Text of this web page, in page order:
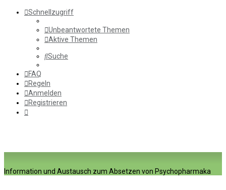
Schnellzugriff
Unbeantwortete Themen
Aktive Themen
Suche
FAQ
Regeln
Anmelden
Registrieren
Information und Austausch zum Absetzen von Psychopharmaka